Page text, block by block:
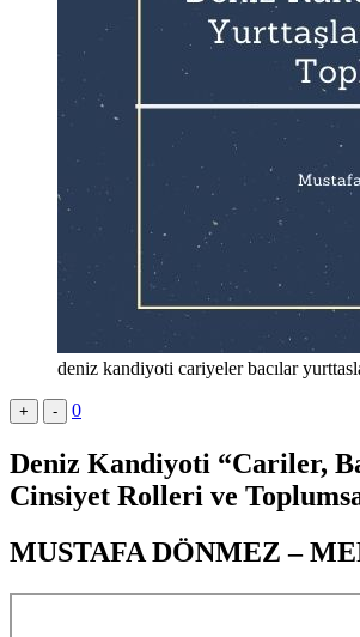
deniz kandiyoti cariyeler bacılar
+ - 0
Deniz Kandiyoti “Cariler,
Cinsiyet Rolleri ve
MUSTAFA DÖNMEZ –